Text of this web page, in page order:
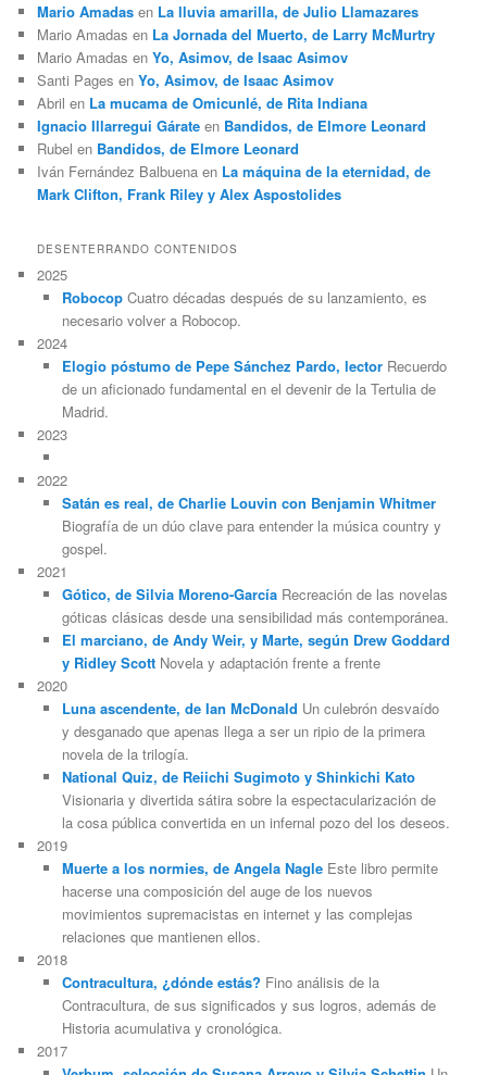
Mario Amadas en La lluvia amarilla, de Julio Llamazares
Mario Amadas en La Jornada del Muerto, de Larry McMurtry
Mario Amadas enYo, Asimov, de Isaac Asimov
Santi Pages enYo, Asimov, de Isaac Asimov
Abril en La mucama de Omicunlé, de Rita Indiana
Ignacio Illarregui Gárate en Bandidos, de Elmore Leonard
Rubel en Bandidos, de Elmore Leonard
Iván Fernández Balbuena en La máquina de la eternidad, de
Mark Clifton, Frank Riley y Alex Aspostolides
DESENTERRANDO CONTENIDOS
2025
RobocopCuatro décadas después de su lanzamiento, es
necesario volver a Robocop.
2024
Elogio póstumo de Pepe Sánchez Pardo, lectorRecuerdo
de un aficionado fundamental en el devenir de la Tertulia de
Madrid.
2023
2022
Satán es real, de Charlie Louvin con Benjamin Whitmer
Biografía de un dúo clave para entender la música country y
gospel.
2021
Gótico, de Silvia Moreno-GarcíaRecreación de las novelas
góticas clásicas desde una sensibilidad más contemporánea.
El marciano, de Andy Weir, y Marte, según Drew Goddard
y Ridley ScottNovela y adaptación frente a frente
2020
Luna ascendente, de Ian McDonald Un culebrón desvaído
y desganado que apenas llega a ser un ripio de la primera
novela de la trilogía.
National Quiz, de Reiichi Sugimoto y Shinkichi Kato
Visionaria y divertida sátira sobre la espectacularización de
la cosa pública convertida en un infernal pozo del los deseos.
2019
Muerte a los normies, de Angela NagleEste libro permite
hacerse una composición del auge de los nuevos
movimientos supremacistas en internet y las complejas
relaciones que mantienen ellos.
2018
Contracultura, ¿dónde estás? Fino análisis de la
Contracultura, de sus significados y sus logros, además de
Historia acumulativa y cronológica.
2017